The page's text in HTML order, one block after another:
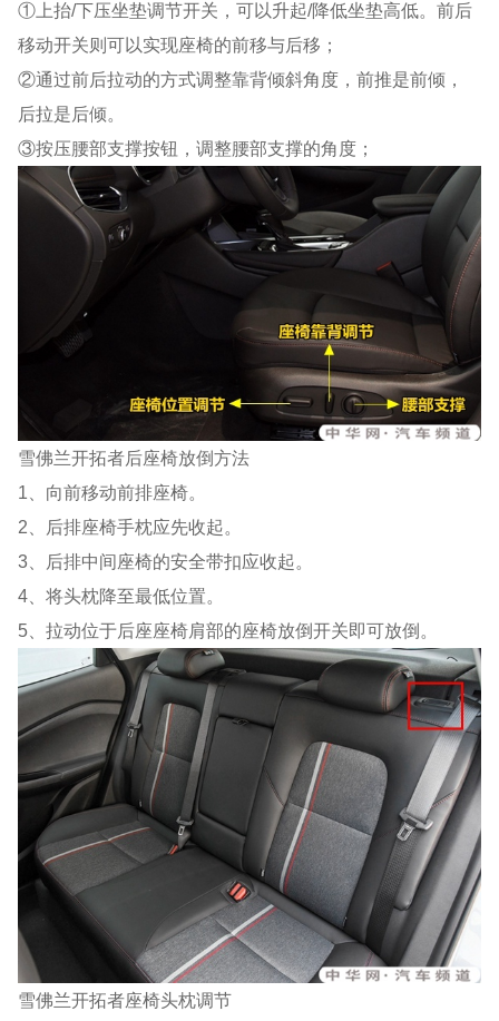
①上抬/下压坐垫调节开关，可以升起/降低坐垫高低。前后
移动开关则可以实现座椅的前移与后移；
②通过前后拉动的方式调整靠背倾斜角度，前推是前倾，
后拉是后倾。
③按压腰部支撑按钮，调整腰部支撑的角度；
雪佛兰开拓者后座椅放倒方法
1、向前移动前排座椅。
2、后排座椅手枕应先收起。
3、后排中间座椅的安全带扣应收起。
4、将头枕降至最低位置。
5、拉动位于后座座椅肩部的座椅放倒开关即可放倒。
雪佛兰开拓者座椅头枕调节